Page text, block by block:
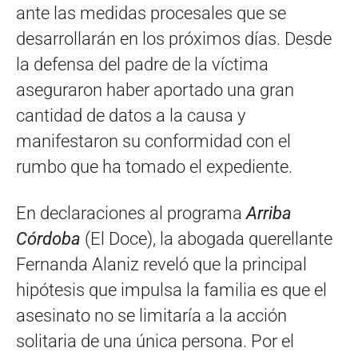
ante las medidas procesales que se
desarrollarán en los próximos días. Desde
la defensa del padre de la víctima
aseguraron haber aportado una gran
cantidad de datos a la causa y
manifestaron su conformidad con el
rumbo que ha tomado el expediente.
En declaraciones al programaArriba
Córdoba (El Doce), la abogada querellante
Fernanda Alaniz reveló que la principal
hipótesis que impulsa la familia es que el
asesinato no se limitaría a la acción
solitaria de una única persona. Por el